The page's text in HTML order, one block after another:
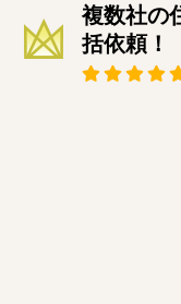
複数社の
括依頼！